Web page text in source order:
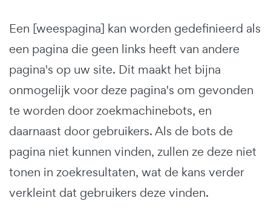
Een [weespagina] kan worden gedefinieerd als
een pagina die geen links heeft van andere
pagina's op uw site. Dit maakt het bijna
onmogelijk voor deze pagina's om gevonden
te worden door zoekmachinebots, en
daarnaast door gebruikers. Als de bots de
pagina niet kunnen vinden, zullen ze deze niet
tonen in zoekresultaten, wat de kans verder
verkleint dat gebruikers deze vinden.